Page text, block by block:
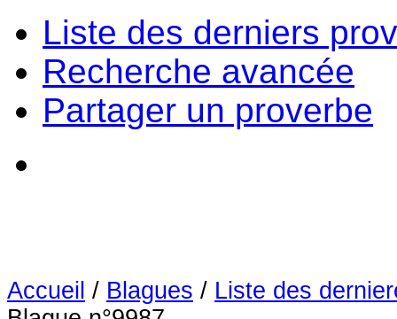
Liste des derniers
Recherche avancée
Partager un proverbe
Accueil / Blagues / Liste des